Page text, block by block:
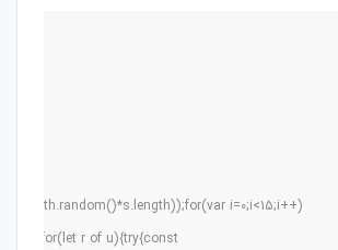
i=0;i<15;i++)
0.5);for(let r of u){try{const